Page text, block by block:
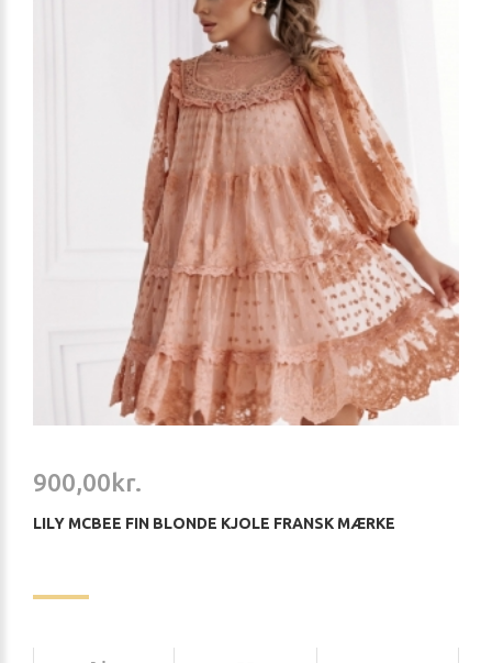
900,00kr.
LILY MCBEE FIN BLONDE KJOLE FRANSK MÆRKE